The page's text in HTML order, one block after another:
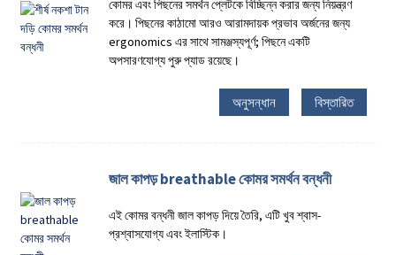
কোমর এবং পিছনের সমর্থন প্লেটকে বিচ্ছিন্ন করার জন্য নিয়ন্ত্রণ
করে। পিছনের কাঠামো আরও আরামদায়ক প্রভাব অর্জনের জন্য
ergonomics এর সাথে সামঞ্জস্যপূর্ণ; পিছনে একটি
অপসারণযোগ্য পুরু প্যাড রয়েছে।
অনুসন্ধান বিস্তারিত
জাল কাপড় breathable কোমর সমর্থন বন্ধনী
এই কোমর বন্ধনী জাল কাপড় দিয়ে তৈরি, এটি খুব শ্বাস-
প্রশ্বাসযোগ্য এবং ইলাস্টিক।